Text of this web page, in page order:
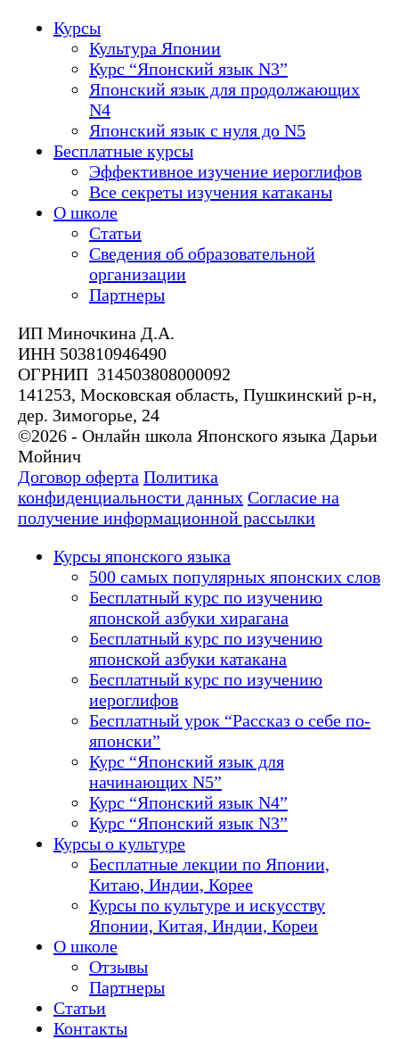
Курсы
Культура Японии
Курс “Японский язык N3”
Японский язык для продолжающих
N4
Японский язык с нуля до N5
Бесплатные курсы
Эффективное изучение иероглифов
Все секреты изучения катаканы
О школе
Статьи
Сведения об образовательной
организации
Партнеры
ИП Миночкина Д.А.
ИНН 503810946490
ОГРНИП 314503808000092
141253, Московская область, Пушкинский р-н,
дер. Зимогорье, 24
©2026 - Онлайн школа Японского языка Дарьи
Мойнич
Договор оферта Политика
конфиденциальности данных Согласие на
получение информационной рассылки
Курсы японского языка
500 самых популярных японских слов
Бесплатный курс по изучению
японской азбуки хирагана
Бесплатный курс по изучению
японской азбуки катакана
Бесплатный курс по изучению
иероглифов
Бесплатный урок “Рассказ о себе по-
японски”
Курс “Японский язык для
начинающих N5”
Курс “Японский язык N4”
Курс “Японский язык N3”
Курсы о культуре
Бесплатные лекции по Японии,
Китаю, Индии, Корее
Курсы по культуре и искусству
Японии, Китая, Индии, Кореи
О школе
Отзывы
Партнеры
Статьи
Контакты